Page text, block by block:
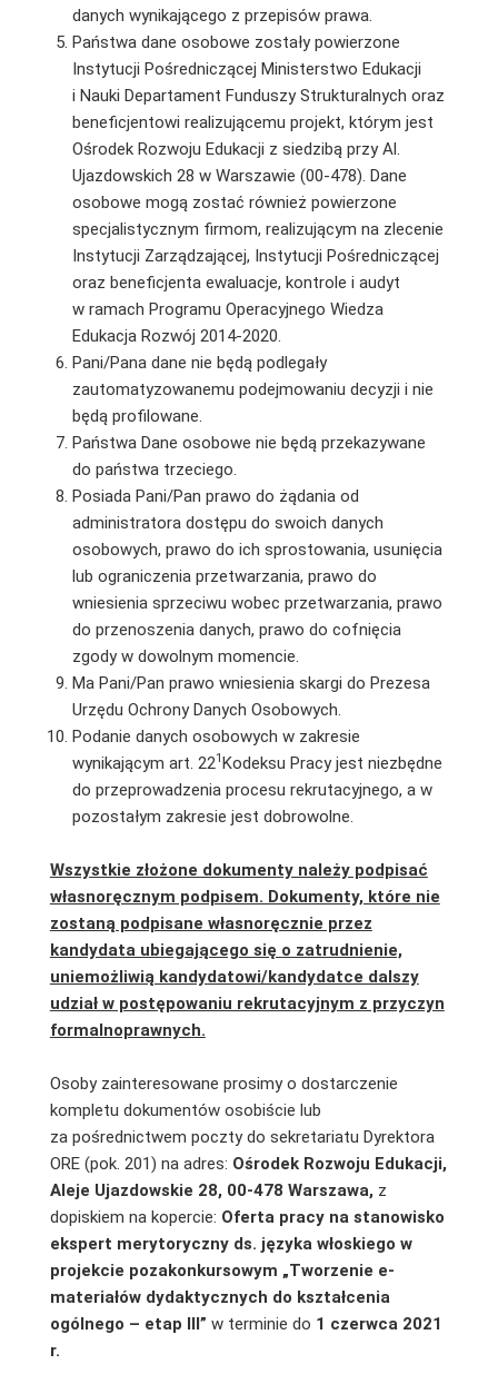
danych wynikającego z przepisów prawa.
Państwa dane osobowe zostały powierzone
Instytucji Pośredniczącej Ministerstwo Edukacji
i Nauki Departament Funduszy Strukturalnych oraz
beneficjentowi realizującemu projekt, którym jest
Ośrodek Rozwoju Edukacji z siedzibą przy Al.
Ujazdowskich 28 w Warszawie (00-478). Dane
osobowe mogą zostać również powierzone
specjalistycznym firmom, realizującym na zlecenie
Instytucji Zarządzającej, Instytucji Pośredniczącej
oraz beneficjenta ewaluacje, kontrole i audyt
w ramach Programu Operacyjnego Wiedza
Edukacja Rozwój 2014-2020.
Pani/Pana dane nie będą podlegały
zautomatyzowanemu podejmowaniu decyzji i nie
będą profilowane.
Państwa Dane osobowe nie będą przekazywane
do państwa trzeciego.
Posiada Pani/Pan prawo do żądania od
administratora dostępu do swoich danych
osobowych, prawo do ich sprostowania, usunięcia
lub ograniczenia przetwarzania, prawo do
wniesienia sprzeciwu wobec przetwarzania, prawo
do przenoszenia danych, prawo do cofnięcia
zgody w dowolnym momencie.
Ma Pani/Pan prawo wniesienia skargi do Prezesa
Urzędu Ochrony Danych Osobowych.
Podanie danych osobowych w zakresie
wynikającym art. 221Kodeksu Pracy jest niezbędne
do przeprowadzenia procesu rekrutacyjnego, a w
pozostałym zakresie jest dobrowolne.
Wszystkie złożone dokumenty należy podpisać
własnoręcznym podpisem. Dokumenty, które nie
zostaną podpisane własnoręcznie przez
kandydata ubiegającego się o zatrudnienie,
uniemożliwią kandydatowi/kandydatce dalszy
udział w postępowaniu rekrutacyjnym z przyczyn
formalnoprawnych.
Osoby zainteresowane prosimy o dostarczenie
kompletu dokumentów osobiście lub
za pośrednictwem poczty do sekretariatu Dyrektora
ORE (pok. 201) na adres: Ośrodek Rozwoju Edukacji,
Aleje Ujazdowskie 28, 00-478 Warszawa, z
dopiskiem na kopercie: Oferta pracy na stanowisko
ekspert merytoryczny ds. języka włoskiego w
projekcie pozakonkursowym „Tworzenie e-
materiałów dydaktycznych do kształcenia
ogólnego – etap III” w terminie do 1 czerwca 2021
r.